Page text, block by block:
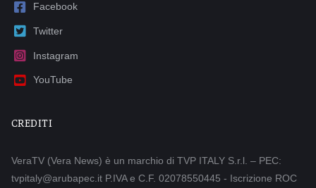
Facebook
Twitter
Instagram
YouTube
CREDITI
VeraTV (Vera News) è un marchio di TVP ITALY S.r.l. – PEC:
tvpitaly@arubapec.it P.IVA e C.F. 02078550445 - Iscrizione ROC